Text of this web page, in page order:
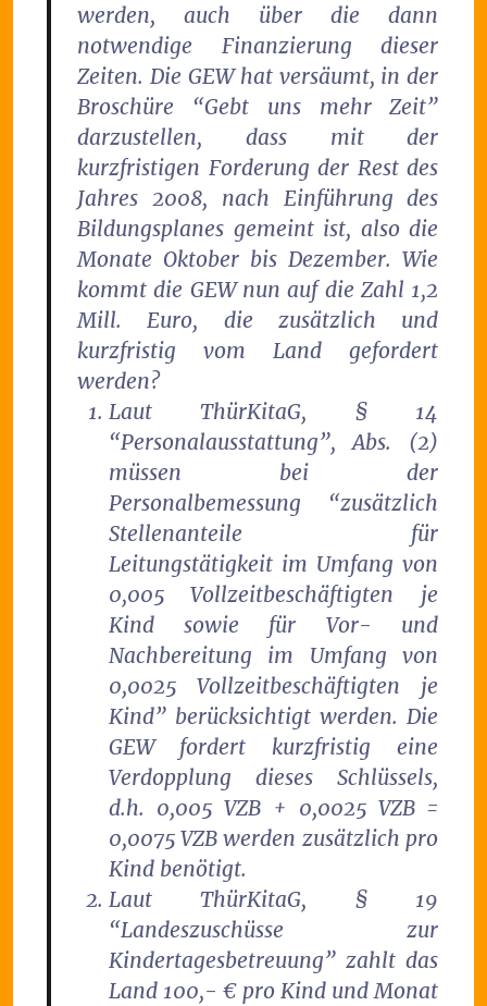
werden, auch über die dann
notwendige Finanzierung dieser
Zeiten. Die GEW hat versäumt, in der
Broschüre “Gebt uns mehr Zeit”
darzustellen, dass mit der
kurzfristigen Forderung der Rest des
Jahres 2008, nach Einführung des
Bildungsplanes gemeint ist, also die
Monate Oktober bis Dezember. Wie
kommt die GEW nun auf die Zahl 1,2
Mill. Euro, die zusätzlich und
kurzfristig vom Land gefordert
werden?
Laut ThürKitaG, § 14
“Personalausstattung”, Abs. (2)
müssen bei der
Personalbemessung “zusätzlich
Stellenanteile für
Leitungstätigkeit im Umfang von
0,005 Vollzeitbeschäftigten je
Kind sowie für Vor- und
Nachbereitung im Umfang von
0,0025 Vollzeitbeschäftigten je
Kind” berücksichtigt werden. Die
GEW fordert kurzfristig eine
Verdopplung dieses Schlüssels,
d.h. 0,005 VZB + 0,0025 VZB =
0,0075 VZB werden zusätzlich pro
Kind benötigt.
Laut ThürKitaG, § 19
“Landeszuschüsse zur
Kindertagesbetreuung” zahlt das
Land 100,- € pro Kind und Monat